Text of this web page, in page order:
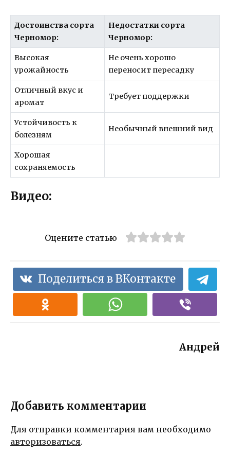
Достоинства сорта
Черномор:
Недостатки сорта
Черномор:
Высокая
урожайность
Не очень хорошо
переносит пересадку
Отличный вкус и
аромат
Требует поддержки
Устойчивость к
болезням
Необычный внешний вид
Хорошая
сохраняемость
Видео:
Оцените статью
Поделиться в ВКонтакте
Андрей
Добавить комментарии
Для отправки комментария вам необходимо
авторизоваться.